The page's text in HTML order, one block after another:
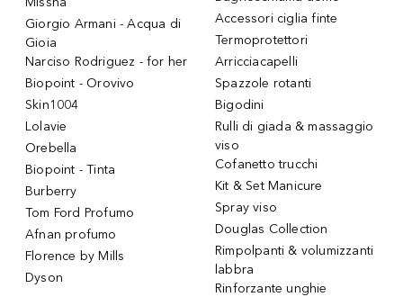
Giorgio Armani - Acqua di
Gioia
Narciso Rodriguez - for her
Biopoint - Orovivo
Skin1004
Lolavie
Orebella
Biopoint - Tinta
Burberry
Tom Ford Profumo
Afnan profumo
Florence by Mills
Dyson
Accessori ciglia finte
Termoprotettori
Arricciacapelli
Spazzole rotanti
Bigodini
Rulli di giada & massaggio
viso
Cofanetto trucchi
Kit & Set Manicure
Spray viso
Douglas Collection
Rimpolpanti & volumizzanti
labbra
Rinforzante unghie